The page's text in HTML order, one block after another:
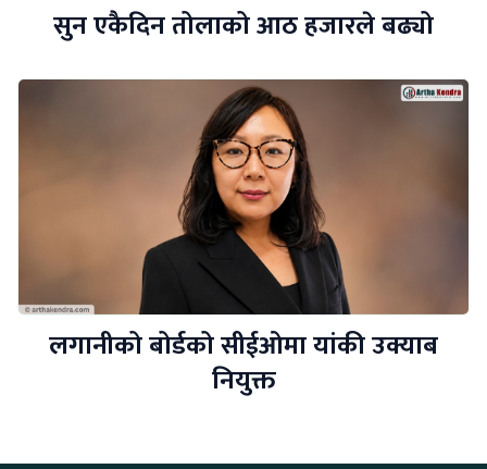
सुन एकैदिन तोलाको आठ हजारले बढ्यो
लगानीको बोर्डको सीईओमा यांकी उक्याब
नियुक्त